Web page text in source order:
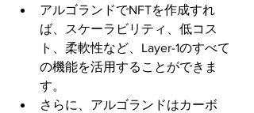
アルゴランドでNFTを作成すれ
ば、スケーラビリティ、低コス
ト、柔軟性など、Layer-1のすべて
の機能を活用することができま
す。
さらに、アルゴランドはカーボ